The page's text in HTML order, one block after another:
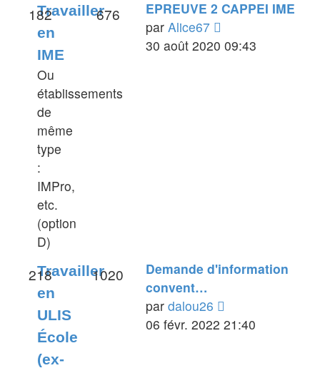
Travailler
en
IME
Ou
établissements
de
même
type
:
IMPro,
etc.
(option
D)
182 676
EPREUVE 2 CAPPEI IME
par Alice67
le
30 août 2020 09:43
Travailler
en
ULIS
École
(ex-
218 1020
Demande d'information
convent…
par dalou26
le
06 févr. 2022 21:40